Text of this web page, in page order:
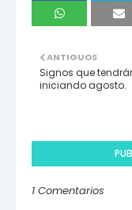
ANTIGUOS
Signos que
iniciando agosto.
1 Comentarios